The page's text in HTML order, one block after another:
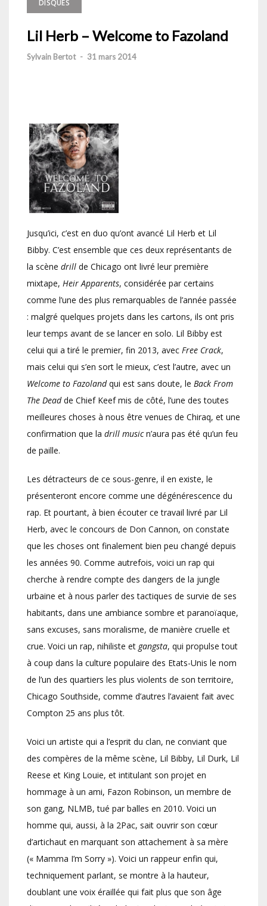
DISQUES
Lil Herb – Welcome to Fazoland
Sylvain Bertot - 31 mars 2014
Jusqu’ici, c’est en duo qu’ont avancé Lil Herb et Lil
Bibby. C’est ensemble que ces deux représentants de
la scène drill de Chicago ont livré leur première
mixtape, Heir Apparents, considérée par certains
comme l’une des plus remarquables de l’année passée
: malgré quelques projets dans les cartons, ils ont pris
leur temps avant de se lancer en solo. Lil Bibby est
celui qui a tiré le premier, fin 2013, avec Free Crack,
mais celui qui s’en sort le mieux, c’est l’autre, avec un
Welcome to Fazolandqui est sans doute, le Back From
The Deadde Chief Keef mis de côté, l’une des toutes
meilleures choses à nous être venues de Chiraq, et une
confirmation que la drill musicn’aura pas été qu’un feu
de paille.
Les détracteurs de ce sous-genre, il en existe, le
présenteront encore comme une dégénérescence du
rap. Et pourtant, à bien écouter ce travail livré par Lil
Herb, avec le concours de Don Cannon, on constate
que les choses ont finalement bien peu changé depuis
les années 90. Comme autrefois, voici un rap qui
cherche à rendre compte des dangers de la jungle
urbaine et à nous parler des tactiques de survie de ses
habitants, dans une ambiance sombre et paranoïaque,
sans excuses, sans moralisme, de manière cruelle et
crue. Voici un rap, nihiliste et gangsta, qui propulse tout
à coup dans la culture populaire des Etats-Unis le nom
de l’un des quartiers les plus violents de son territoire,
Chicago Southside, comme d’autres l’avaient fait avec
Compton 25 ans plus tôt.
Voici un artiste qui a l’esprit du clan, ne conviant que
des compères de la même scène, Lil Bibby, Lil Durk, Lil
Reese et King Louie, et intitulant son projet en
hommage à un ami, Fazon Robinson, un membre de
son gang, NLMB, tué par balles en 2010. Voici un
homme qui, aussi, à la 2Pac, sait ouvrir son cœur
d’artichaut en marquant son attachement à sa mère
(« Mamma I’m Sorry »). Voici un rappeur enfin qui,
techniquement parlant, se montre à la hauteur,
doublant une voix éraillée qui fait plus que son âge